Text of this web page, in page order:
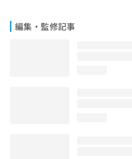
編集・監修記事